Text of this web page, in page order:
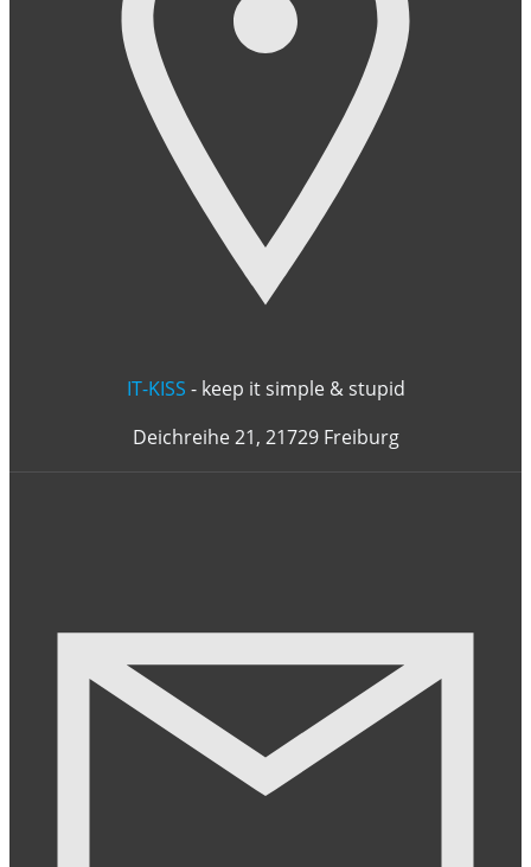
IT-KISS - keep it simple & stupid
Deichreihe 21, 21729 Freiburg